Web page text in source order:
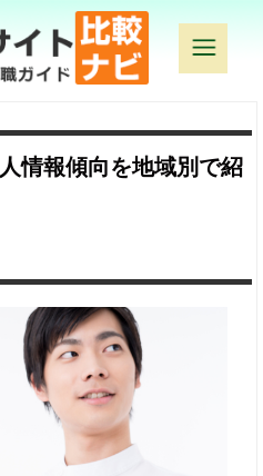
情報傾向を地域別で紹